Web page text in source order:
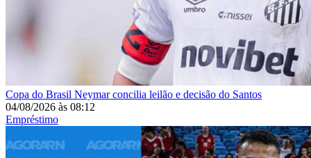
Copa do Brasil Neymar concilia leilão e decisão do Santos
04/08/2026 às 08:12
Empréstimo